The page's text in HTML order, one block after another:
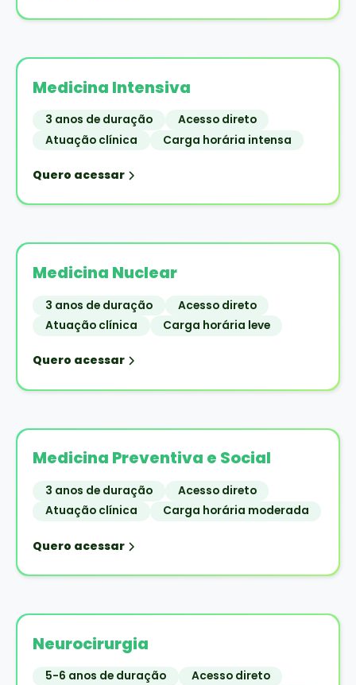
Medicina Intensiva
3 anos de duração
Acesso direto
Atuação clínica
Carga horária intensa
Quero acessar
Medicina Nuclear
3 anos de duração
Acesso direto
Atuação clínica
Carga horária leve
Quero acessar
Medicina Preventiva e Social
3 anos de duração
Acesso direto
Atuação clínica
Carga horária moderada
Quero acessar
Neurocirurgia
5-6 anos de duração
Acesso direto